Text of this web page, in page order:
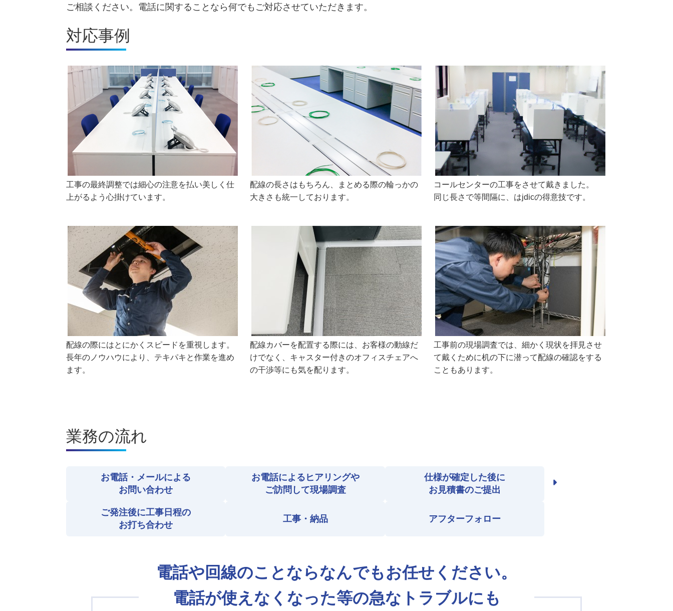
ご相談ください。電話に関することなら何でもご対応させていただきます。
対応事例
工事の最終調整では細心の注意を払い美しく仕
上がるよう心掛けています。
配線の長さはもちろん、まとめる際の輪っかの
大きさも統一しております。
コールセンターの工事をさせて戴きました。
同じ長さで等間隔に、はjdicの得意技です。
配線の際にはとにかくスピードを重視します。
長年のノウハウにより、テキパキと作業を進め
ます。
配線カバーを配置する際には、お客様の動線だ
けでなく、キャスター付きのオフィスチェアへ
の干渉等にも気を配ります。
工事前の現場調査では、細かく現状を拝見させ
て戴くために机の下に潜って配線の確認をする
こともあります。
業務の流れ
お電話・メールによる
お問い合わせ
お電話によるヒアリングや
ご訪問して現場調査
仕様が確定した後に
お見積書のご提出
ご発注後に工事日程の
お打ち合わせ
工事・納品 アフターフォロー
電話や回線のことならなんでもお任せください。
電話が使えなくなった等の急なトラブルにも